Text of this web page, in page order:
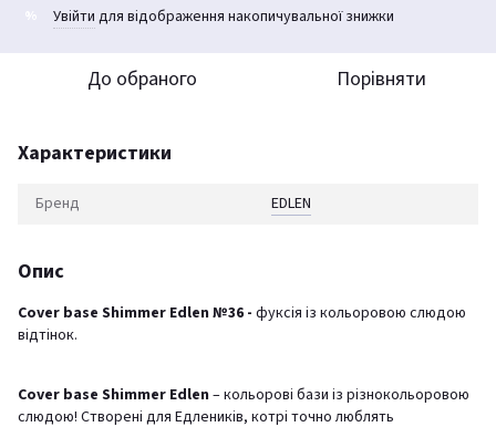
Увійти для відображення накопичувальної знижки
До обраного Порівняти
Характеристики
Бренд EDLEN
Опис
Cover base Shimmer Edlen №36 - фуксія із кольоровою слюдою
відтінок.
Cover base Shimmer Edlen – кольорові бази із різнокольоровою
слюдою! Створені для Едлеників, котрі точно люблять